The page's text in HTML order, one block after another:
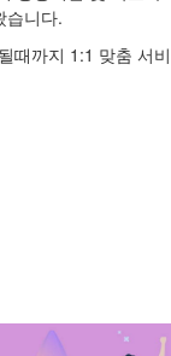
습니다.
때까지 1:1 맞춤 서비